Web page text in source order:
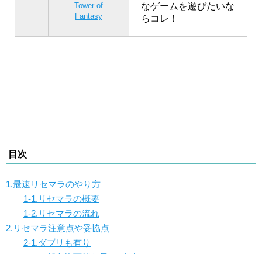
Tower of
Fantasy
なゲームを遊びたいな
らコレ！
目次
1.最速リセマラのやり方
1-1.リセマラの概要
1-2.リセマラの流れ
2.リセマラ注意点や妥協点
2-1.ダブリも有り